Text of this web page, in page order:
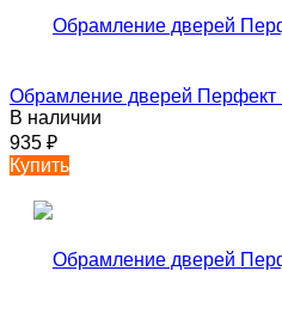
Обрамление дверей Перфект
В наличии
935 ₽
Купить